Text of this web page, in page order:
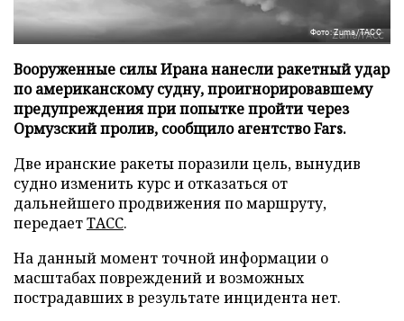
Фото: Zuma/ТАСС
Вооруженные силы Ирана нанесли ракетный удар
по американскому судну, проигнорировавшему
предупреждения при попытке пройти через
Ормузский пролив, сообщило агентство Fars.
Две иранские ракеты поразили цель, вынудив
судно изменить курс и отказаться от
дальнейшего продвижения по маршруту,
передаетТАСС.
На данный момент точной информации о
масштабах повреждений и возможных
пострадавших в результате инцидента нет.